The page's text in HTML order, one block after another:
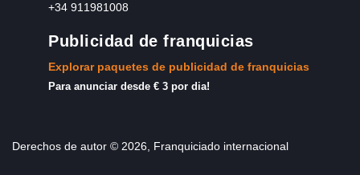
+34 911981008
Publicidad de franquicias
Explorar paquetes de publicidad de franquicias
Para anunciar desde € 3 por dia!
Derechos de autor © 2026, Franquiciado internacional